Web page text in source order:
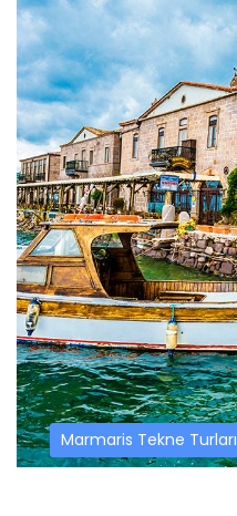
Marmaris Tekne Turları